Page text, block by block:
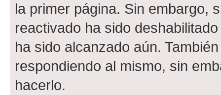
la primer página. Sin embargo,
reactivado ha sido
ha sido alcanzado aún.
respondiendo al mismo, sin
hacerlo.